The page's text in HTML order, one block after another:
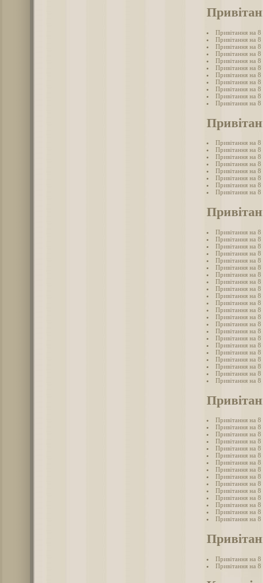
Привітання на
Привітання на 8
Привітання на 8
Привітання на 8
Привітання на 8
Привітання на 8
Привітання на 8
Привітання на 8
Привітання на 8
Привітання на 8
Привітання на 8
Привітання на 8
Привітання на 8
Привітання на 8
Привітання на 8
Привітання на 8
Привітання на
Привітання на
Привітання на 8
Привітання на 8
Привітання на 8
Привітання на 8
Привітання на 8
Привітання на 8
Привітання на 8
Привітання на 8
Привітання на 8
Привітання на 8
Привітання на 8
Привітання на 8
Привітання на 8
Привітання на 8
Привітання на 8
Привітання на 8
Привітання на 8
Привітання на 8
Привітання на 8
Привітання на 8
Привітання на 8
Привітання на 8
Привітання на 8
Привітання на 8
Привітання на 8
Привітання на 8
Привітання на 8
Привітання на 8
Привітання на 8
Привітання на
Привітання на 8
Привітання на 8
Привітання на 8
Привітання на 8
Привітання на 8
Привітання на 8
Привітання на 8
Привітання на 8
Привітання на 8
Привітання на 8